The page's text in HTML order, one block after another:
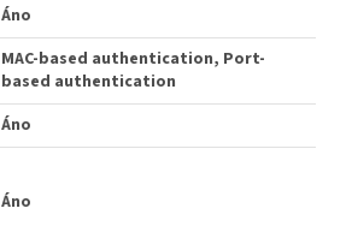
Áno
MAC-based authentication, Port-
based authentication
Áno
Áno